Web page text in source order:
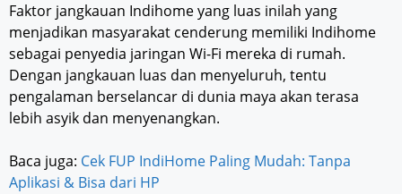
Faktor jangkauan Indihome yang luas inilah yang
menjadikan masyarakat cenderung memiliki Indihome
sebagai penyedia jaringan Wi-Fi mereka di rumah.
Dengan jangkauan luas dan menyeluruh, tentu
pengalaman berselancar di dunia maya akan terasa
lebih asyik dan menyenangkan.
Baca juga: Cek FUP IndiHome Paling Mudah: Tanpa
Aplikasi & Bisa dari HP